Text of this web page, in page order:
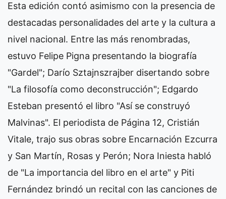
Esta edición contó asimismo con la presencia de
destacadas personalidades del arte y la cultura a
nivel nacional. Entre las más renombradas,
estuvo Felipe Pigna presentando la biografía
"Gardel"; Darío Sztajnszrajber disertando sobre
"La filosofía como deconstrucción"; Edgardo
Esteban presentó el libro "Así se construyó
Malvinas". El periodista de Página 12, Cristián
Vitale, trajo sus obras sobre Encarnación Ezcurra
y San Martín, Rosas y Perón; Nora Iniesta habló
de "La importancia del libro en el arte" y Piti
Fernández brindó un recital con las canciones de